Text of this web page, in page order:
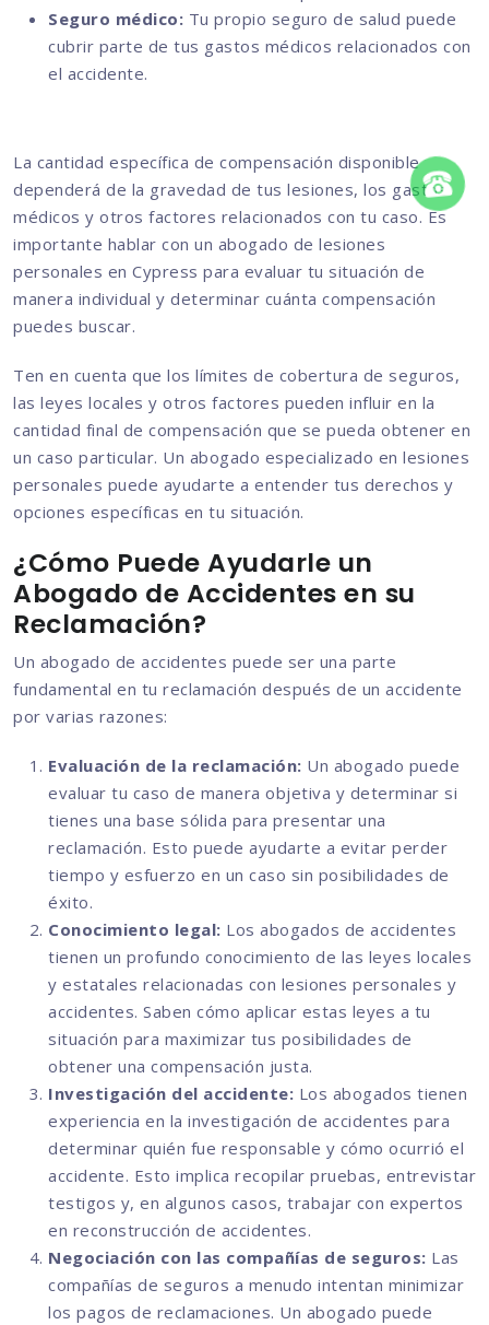
Seguro médico: Tu propio seguro de salud puede
cubrir parte de tus gastos médicos relacionados con
el accidente.
La cantidad específica de compensación disponible
dependerá de la gravedad de tus lesiones, los gastos
médicos y otros factores relacionados con tu caso. Es
importante hablar con un abogado de lesiones
personales en Cypress para evaluar tu situación de
manera individual y determinar cuánta compensación
puedes buscar.
Ten en cuenta que los límites de cobertura de seguros,
las leyes locales y otros factores pueden influir en la
cantidad final de compensación que se pueda obtener en
un caso particular. Un abogado especializado en lesiones
personales puede ayudarte a entender tus derechos y
opciones específicas en tu situación.
¿Cómo Puede Ayudarle un
Abogado de Accidentes en su
Reclamación?
Un abogado de accidentes puede ser una parte
fundamental en tu reclamación después de un accidente
por varias razones:
Evaluación de la reclamación: Un abogado puede
evaluar tu caso de manera objetiva y determinar si
tienes una base sólida para presentar una
reclamación. Esto puede ayudarte a evitar perder
tiempo y esfuerzo en un caso sin posibilidades de
éxito.
Conocimiento legal: Los abogados de accidentes
tienen un profundo conocimiento de las leyes locales
y estatales relacionadas con lesiones personales y
accidentes. Saben cómo aplicar estas leyes a tu
situación para maximizar tus posibilidades de
obtener una compensación justa.
Investigación del accidente: Los abogados tienen
experiencia en la investigación de accidentes para
determinar quién fue responsable y cómo ocurrió el
accidente. Esto implica recopilar pruebas, entrevistar
testigos y, en algunos casos, trabajar con expertos
en reconstrucción de accidentes.
Negociación con las compañías de seguros: Las
compañías de seguros a menudo intentan minimizar
los pagos de reclamaciones. Un abogado puede